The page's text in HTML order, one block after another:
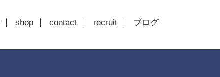
shop contact recruit ブログ